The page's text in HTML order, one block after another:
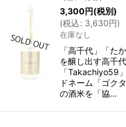
3,300円(税別)
(税込: 3,630円)
在庫なし
「高千代」「た
を醸し出す高千
「Takachiyo59
ドネーム「ゴク
の酒米を「協…